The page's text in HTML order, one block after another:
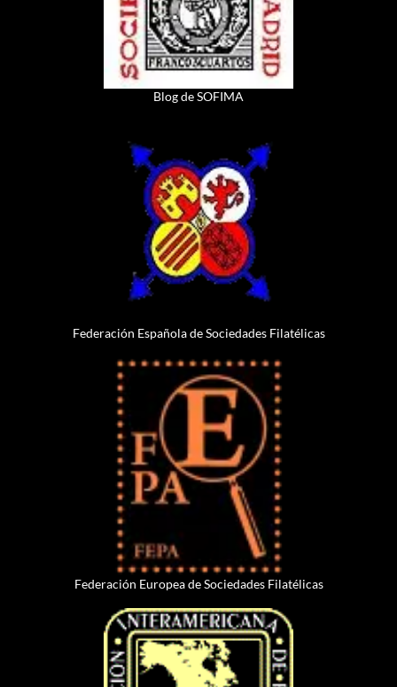
Blog de SOFIMA
Federación Española de Sociedades Filatélicas
Federación Europea de Sociedades Filatélicas